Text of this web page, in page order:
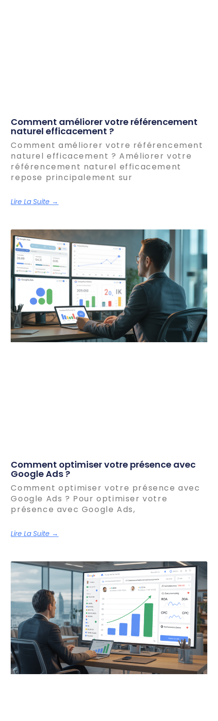
Comment améliorer votre référencement
naturel efficacement ?
Comment améliorer votre référencement
naturel efficacement ? Améliorer votre
référencement naturel efficacement
repose principalement sur
Lire La Suite →
Comment optimiser votre présence avec
Google Ads ?
Comment optimiser votre présence avec
Google Ads ? Pour optimiser votre
présence avec Google Ads,
Lire La Suite →